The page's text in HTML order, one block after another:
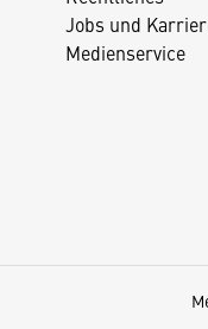
Jobs und
Medienservice